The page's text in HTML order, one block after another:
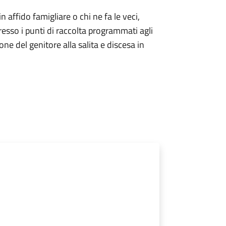
affido famigliare o chi ne fa le veci,
i punti di raccolta programmati agli
del genitore alla salita e discesa in